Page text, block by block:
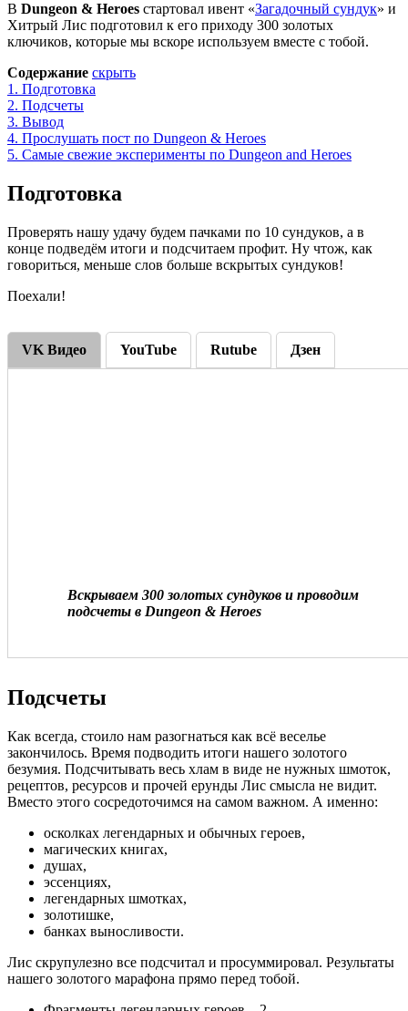
В Dungeon & Heroes стартовал ивент «Загадочный сундук» и
Хитрый Лис подготовил к его приходу 300 золотых
ключиков, которые мы вскоре используем вместе с тобой.
Содержание скрыть
1. Подготовка
2. Подсчеты
3. Вывод
4. Прослушать пост по Dungeon & Heroes
5. Самые свежие эксперименты по Dungeon and Heroes
Подготовка
Проверять нашу удачу будем пачками по 10 сундуков, а в
конце подведём итоги и подсчитаем профит. Ну чтож, как
говориться, меньше слов больше вскрытых сундуков!
Поехали!
VK Видео YouTube Rutube Дзен
Вскрываем 300 золотых сундуков и проводим
подсчеты в Dungeon & Heroes
Подсчеты
Как всегда, стоило нам разогнаться как всё веселье
закончилось. Время подводить итоги нашего золотого
безумия. Подсчитывать весь хлам в виде не нужных шмоток,
рецептов, ресурсов и прочей ерунды Лис смысла не видит.
Вместо этого сосредоточимся на самом важном. А именно:
осколках легендарных и обычных героев,
магических книгах,
душах,
эссенциях,
легендарных шмотках,
золотишке,
банках выносливости.
Лис скрупулезно все подсчитал и просуммировал. Результаты
нашего золотого марафона прямо перед тобой.